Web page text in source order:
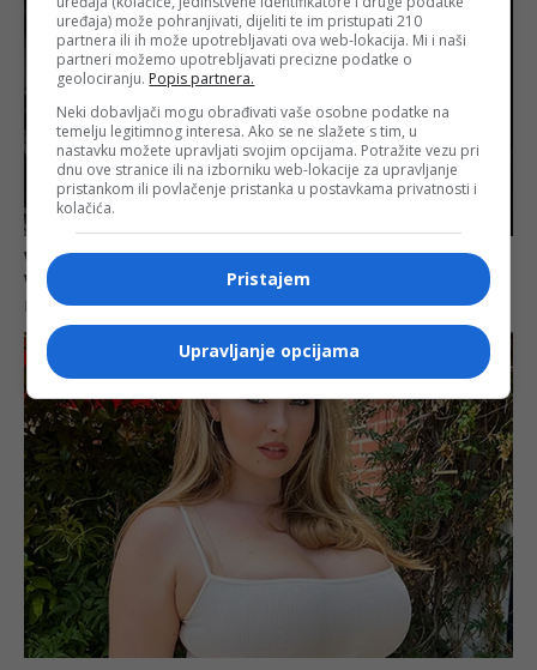
uređaja) može pohranjivati, dijeliti te im pristupati 210
partnera ili ih može upotrebljavati ova web-lokacija. Mi i naši
partneri možemo upotrebljavati precizne podatke o
geolociranju. Popis partnera.
Neki dobavljači mogu obrađivati vaše osobne podatke na
temelju legitimnog interesa. Ako se ne slažete s tim, u
nastavku možete upravljati svojim opcijama. Potražite vezu pri
dnu ove stranice ili na izborniku web-lokacije za upravljanje
pristankom ili povlačenje pristanka u postavkama privatnosti i
kolačića.
Pristajem
Upravljanje opcijama